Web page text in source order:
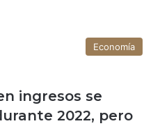
Economía
ingresos se
2022, pero